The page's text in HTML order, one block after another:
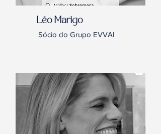
Léo Marigo
Sócio do Grupo EVVAI